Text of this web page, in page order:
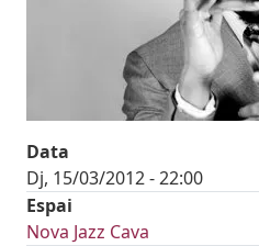
Data
Dj, 15/03/2012 - 22:00
Espai
Nova Jazz Cava